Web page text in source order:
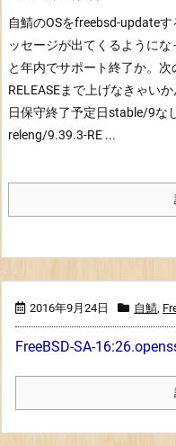
自鯖のOSをfreebsd-update
ッセージが出てくるようにな
と年内でサポート終了か。
RELEASEまで上げなきゃいか
日保守終了予定日stable/9な
releng/9.39.3-RE ...
2016年9月24日 自鯖,
FreeBSD-SA-